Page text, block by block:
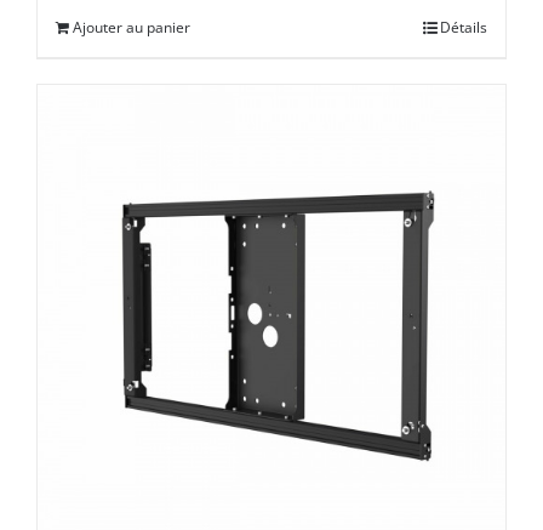
Ajouter au panier Détails